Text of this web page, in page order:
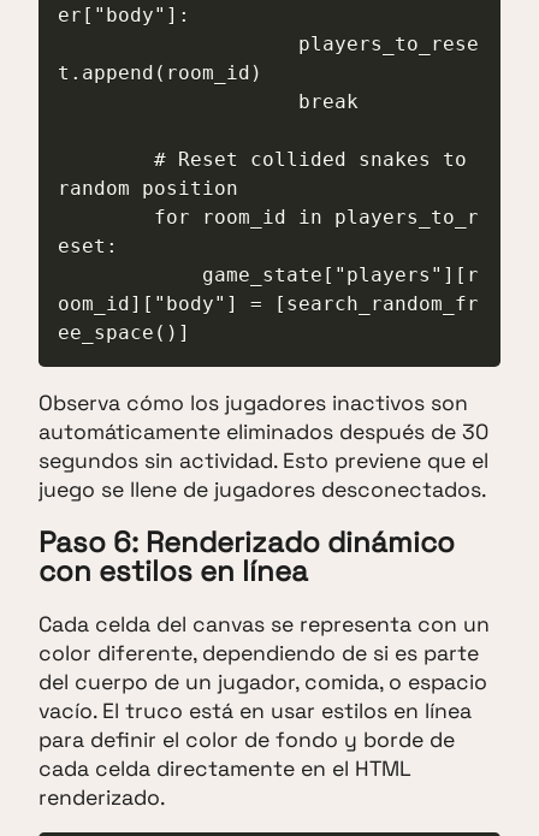
er["body"]:
t.append(room_id)
random position
eset:
oom_id]["body"] = [search_random_fr
ee_space()]
Observa cómo los jugadores inactivos son
automáticamente eliminados después de 30
segundos sin actividad. Esto previene que el
juego se llene de jugadores desconectados.
Paso 6: Renderizado dinámico
con estilos en línea
Cada celda del canvas se representa con un
color diferente, dependiendo de si es parte
del cuerpo de un jugador, comida, o espacio
vacío. El truco está en usar estilos en línea
para definir el color de fondo y borde de
cada celda directamente en el HTML
renderizado.